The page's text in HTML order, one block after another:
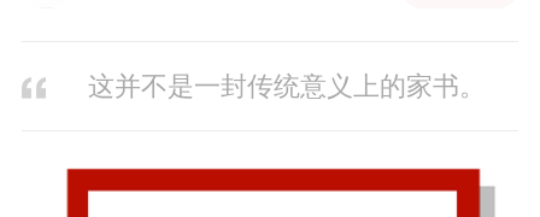
这并不是一封传统意义上的家书。